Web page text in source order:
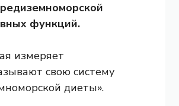
функций.
измеряет
свою систему
диеты».